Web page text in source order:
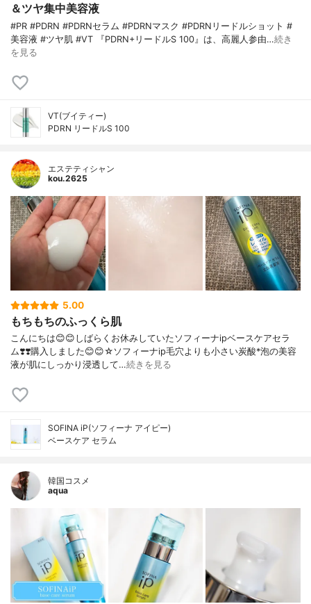
＆ツヤ集中美容液
#PR #PDRN #PDRNセラム #PDRNマスク #PDRNリードルショット #
美容液 #ツヤ肌 #VT 『PDRN+リードルS 100』は、高麗人参由…続き
を見る
VT(ブイティー)
PDRN リードルS 100
エステティシャン
kou.2625
5.00
もちもちのふっくら肌
こんにちは😊😊しばらくお休みしていたソフィーナipベースケアセラ
ム❣️❣️購入しました😊😊☆ソフィーナip毛穴よりも小さい炭酸*泡の美容
液が肌にしっかり浸透して…続きを見る
SOFINA iP(ソフィーナ アイピー)
ベースケア セラム
韓国コスメ
aqua